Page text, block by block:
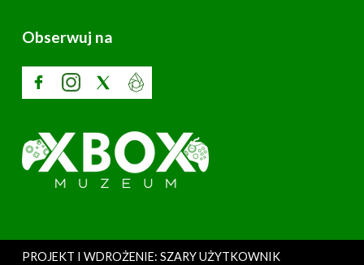
Obserwuj na
PROJEKT I WDROŻENIE: SZARY UŻYTKOWNIK